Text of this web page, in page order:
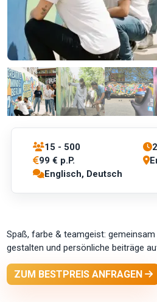
15 - 500
99 € p.P.
Englisch, Deutsch
Spaß, farbe & teamgeist:
gestalten und persönliche beiträge
ZUM BESTPREIS ANFRAGEN